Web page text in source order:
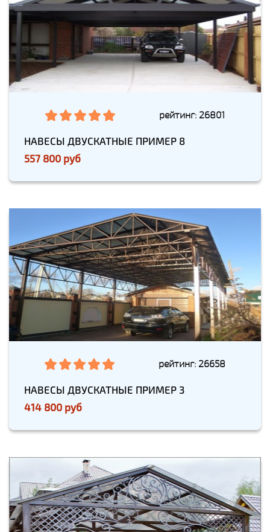
рейтинг: 26801
НАВЕСЫ ДВУСКАТНЫЕ ПРИМЕР 8
557 800 руб
рейтинг: 26658
НАВЕСЫ ДВУСКАТНЫЕ ПРИМЕР 3
414 800 руб